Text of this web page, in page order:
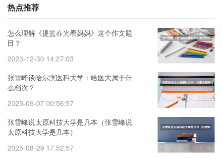
热点推荐
怎么理解《提篮春光看妈妈》这个作文题
目？
2023-12-30 14:27:03
张雪峰谈哈尔滨医科大学：哈医大属于什
么档次？
2025-09-07 00:56:57
张雪峰说太原科技大学是几本（张雪峰说
太原科技大学是几本）
2025-08-29 17:52:57